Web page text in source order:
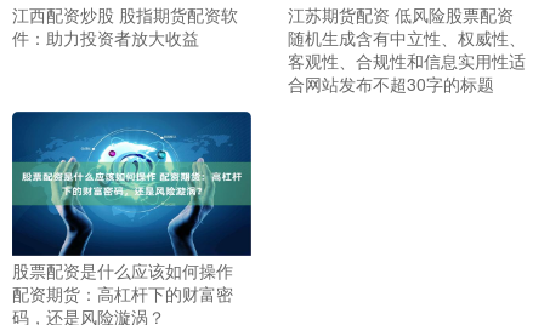
江西配资炒股 股指期货配资软
件：助力投资者放大收益
江苏期货配资 低风险股票配资
随机生成含有中立性、权威性、
客观性、合规性和信息实用性适
合网站发布不超30字的标题
股票配资是什么应该如何操作
配资期货：高杠杆下的财富密
码，还是风险漩涡？